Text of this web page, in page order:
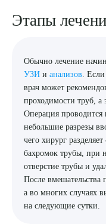
Этапы
Обычно лечение
УЗИ ианализов .
врач может
проходимости труб, а
Операция проводится
небольшие разрезы
чего хирург
бахромок трубы, при
отверстие трубы и
После вмешательства
а во многих случаях
на следующие сутки.